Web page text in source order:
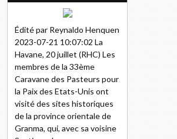
Édité par Reynaldo Henquen
2023-07-21 10:07:02 La
Havane, 20 juillet (RHC) Les
membres de la 33ème
Caravane des Pasteurs pour
la Paix des Etats-Unis ont
visité des sites historiques
de la province orientale de
Granma, qui, avec sa voisine